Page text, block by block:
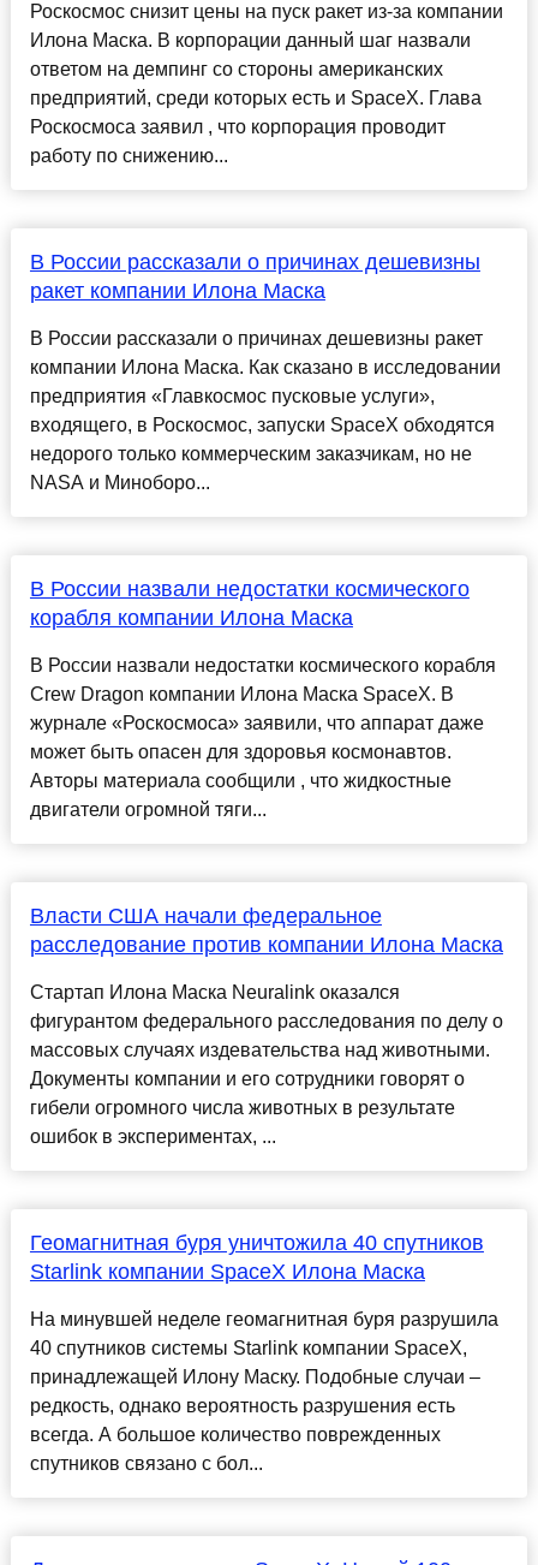
Роскосмос снизит цены на пуск ракет из-за компании
Илона Маска. В корпорации данный шаг назвали
ответом на демпинг со стороны американских
предприятий, среди которых есть и SpaceX. Глава
Роскосмоса заявил , что корпорация проводит
работу по снижению...
В России рассказали о причинах дешевизны
ракет компании Илона Маска
В России рассказали о причинах дешевизны ракет
компании Илона Маска. Как сказано в исследовании
предприятия «Главкосмос пусковые услуги»,
входящего, в Роскосмос, запуски SpaceX обходятся
недорого только коммерческим заказчикам, но не
NASA и Миноборо...
В России назвали недостатки космического
корабля компании Илона Маска
В России назвали недостатки космического корабля
Crew Dragon компании Илона Маска SpaceX. В
журнале «Роскосмоса» заявили, что аппарат даже
может быть опасен для здоровья космонавтов.
Авторы материала сообщили , что жидкостные
двигатели огромной тяги...
Власти США начали федеральное
расследование против компании Илона Маска
Стартап Илона Маска Neuralink оказался
фигурантом федерального расследования по делу о
массовых случаях издевательства над животными.
Документы компании и его сотрудники говорят о
гибели огромного числа животных в результате
ошибок в экспериментах, ...
Геомагнитная буря уничтожила 40 спутников
Starlink компании SpaceX Илона Маска
На минувшей неделе геомагнитная буря разрушила
40 спутников системы Starlink компании SpaceX,
принадлежащей Илону Маску. Подобные случаи –
редкость, однако вероятность разрушения есть
всегда. А большое количество поврежденных
спутников связано с бол...